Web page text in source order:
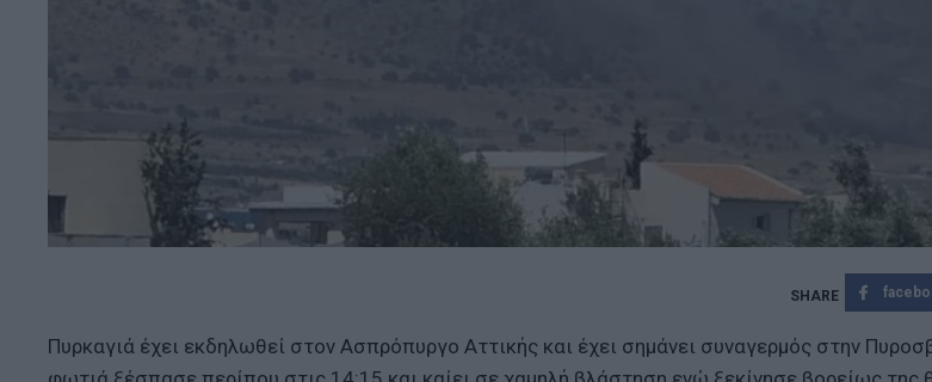
Πυρκαγιά έχει εκδηλωθεί στον Ασπρόπυργο Αττικής και έχει σημάνει συναγερμός στην